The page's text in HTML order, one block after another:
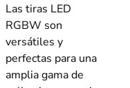
Las tiras LED
RGBW son
versátiles y
perfectas para una
amplia gama de